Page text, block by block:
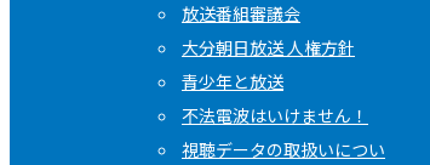
放送番組審議会
大分朝日放送 人権方針
青少年と放送
不法電波はいけません！
視聴データの取扱いについ